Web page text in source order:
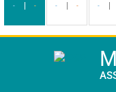
- - - - -